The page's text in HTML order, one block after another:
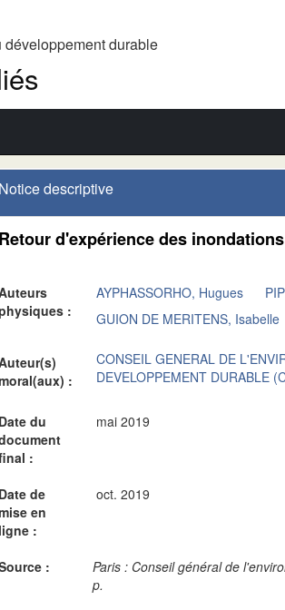
développement durable
Notice descriptive
Retour d'expérience des
:
AYPHASSORHO, Hugues
GUION DE MERITENS, Isabelle
:
CONSEIL GENERAL DE
DEVELOPPEMENT DURABLE
Date du
:
mai 2019
Date de
en
ligne :
oct. 2019
:
Paris : Conseil général de
p.